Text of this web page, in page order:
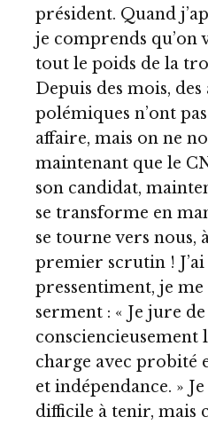
président. Quand
je comprends
tout le poids de la
Depuis des mois, des
polémiques n’ont
affaire, mais on ne
maintenant que le
son candidat,
se transforme en
se tourne vers nous,
premier scrutin !
pressentiment, je
serment : « Je jure
consciencieusement
charge avec probité
et indépendance. »
difficile à tenir, mais